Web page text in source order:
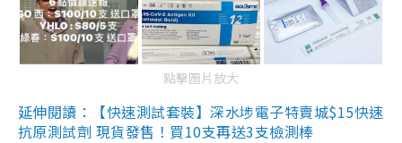
點擊圖片放大
延伸閱讀：【快速測試套裝】深水埗電子特賣城$15快速
抗原測試劑 現貨發售！買10支再送3支檢測棒